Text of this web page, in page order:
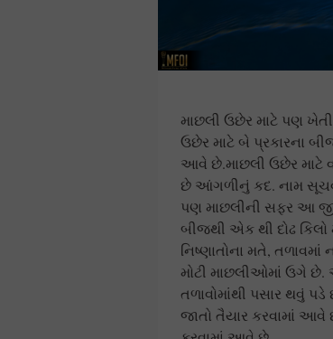
માછલી ઉછેર માટે પણ
ઉછેર માટે બે પ્રકારના
આવે છે.માછલી ઉછેર માટે
છે આંગળીનું કદ. નામ
પણ માછલીની સફર આ
બીજથી એક થી દોઢ
નિષ્ણાતોના મતે,
મોટી માછલીઓમાં ઉગે છે.
તળાવોમાંથી પસાર થવું
જાતો તૈયાર કરવામાં આવે